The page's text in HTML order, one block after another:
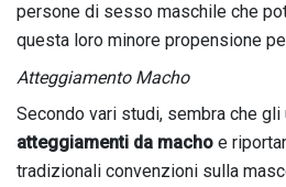
persone di sesso maschile che
questa loro minore propensione
Atteggiamento Macho
Secondo vari studi, sembra che
atteggiamenti da macho e
tradizionali convenzioni sulla